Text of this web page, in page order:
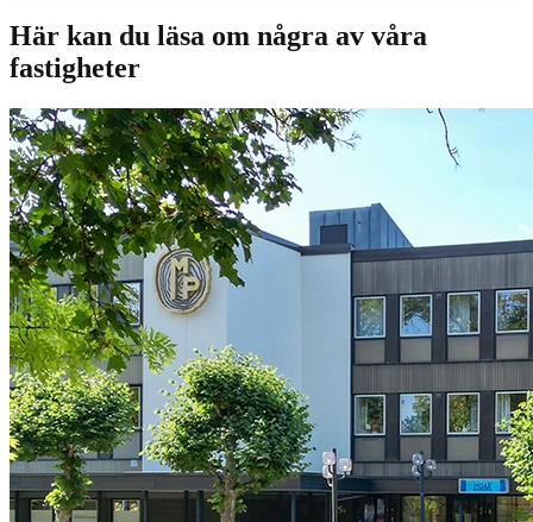
Här kan du läsa om några av våra
fastigheter